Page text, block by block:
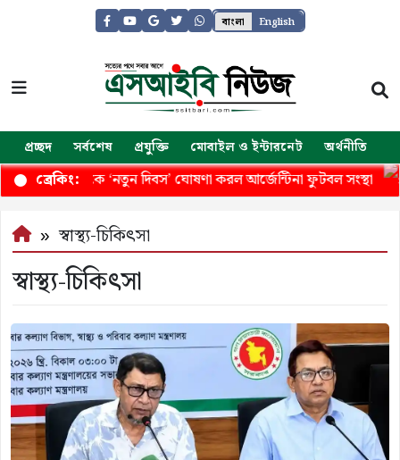
বাংলা English
প্রচ্ছদ সর্বশেষ প্রযুক্তি মোবাইল ও ইন্টারনেট অর্থনীতি
ব্রেকিং:
দিনকে ‘নতুন দিবস’ ঘোষণা করল আর্জেন্টিনা ফুটবল সংস্থা
স্বাস্থ্য-চিকিৎসা
স্বাস্থ্য-চিকিৎসা